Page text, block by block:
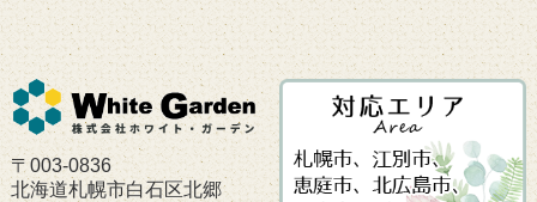
〒003-0836
北海道札幌市白石区北郷